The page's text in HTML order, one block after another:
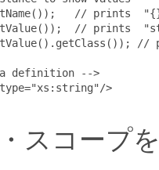
// prints
// prints
//
definition -->
>
スコープ